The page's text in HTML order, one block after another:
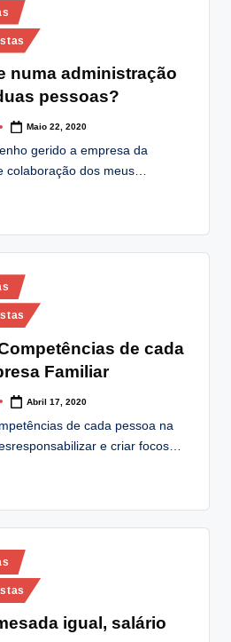
numa administração
pessoas?
Maio 22, 2020
gerido a empresa da
colaboração dos meus…
de cada
Familiar
Abril 17, 2020
de cada pessoa na
e criar focos…
igual, salário